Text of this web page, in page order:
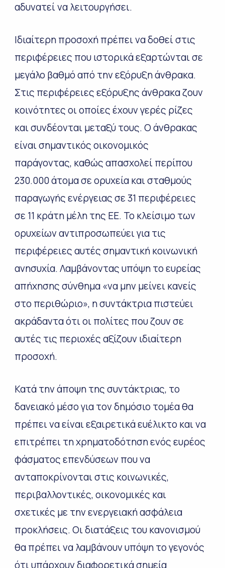
αδυνατεί να λειτουργήσει.
Ιδιαίτερη προσοχή πρέπει να δοθεί στις
περιφέρειες που ιστορικά εξαρτώνται σε
μεγάλο βαθμό από την εξόρυξη άνθρακα.
Στις περιφέρειες εξόρυξης άνθρακα ζουν
κοινότητες οι οποίες έχουν γερές ρίζες
και συνδέονται μεταξύ τους. Ο άνθρακας
είναι σημαντικός οικονομικός
παράγοντας, καθώς απασχολεί περίπου
230.000 άτομα σε ορυχεία και σταθμούς
παραγωγής ενέργειας σε 31 περιφέρειες
σε 11 κράτη μέλη της ΕΕ. Το κλείσιμο των
ορυχείων αντιπροσωπεύει για τις
περιφέρειες αυτές σημαντική κοινωνική
ανησυχία. Λαμβάνοντας υπόψη το ευρείας
απήχησης σύνθημα «να μην μείνει κανείς
στο περιθώριο», η συντάκτρια πιστεύει
ακράδαντα ότι οι πολίτες που ζουν σε
αυτές τις περιοχές αξίζουν ιδιαίτερη
προσοχή.
Κατά την άποψη της συντάκτριας, το
δανειακό μέσο για τον δημόσιο τομέα θα
πρέπει να είναι εξαιρετικά ευέλικτο και να
επιτρέπει τη χρηματοδότηση ενός ευρέος
φάσματος επενδύσεων που να
ανταποκρίνονται στις κοινωνικές,
περιβαλλοντικές, οικονομικές και
σχετικές με την ενεργειακή ασφάλεια
προκλήσεις. Οι διατάξεις του κανονισμού
θα πρέπει να λαμβάνουν υπόψη το γεγονός
ότι υπάρχουν διαφορετικά σημεία